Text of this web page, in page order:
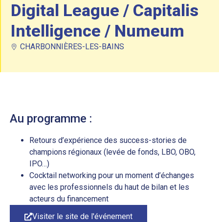
Digital League / Capitalis
Intelligence / Numeum
CHARBONNIÈRES-LES-BAINS
Au programme :
Retours d’expérience des success-stories de
champions régionaux (levée de fonds, LBO, OBO,
IPO…)
Cocktail networking pour un moment d’échanges
avec les professionnels du haut de bilan et les
acteurs du financement
Visiter le site de l'événement